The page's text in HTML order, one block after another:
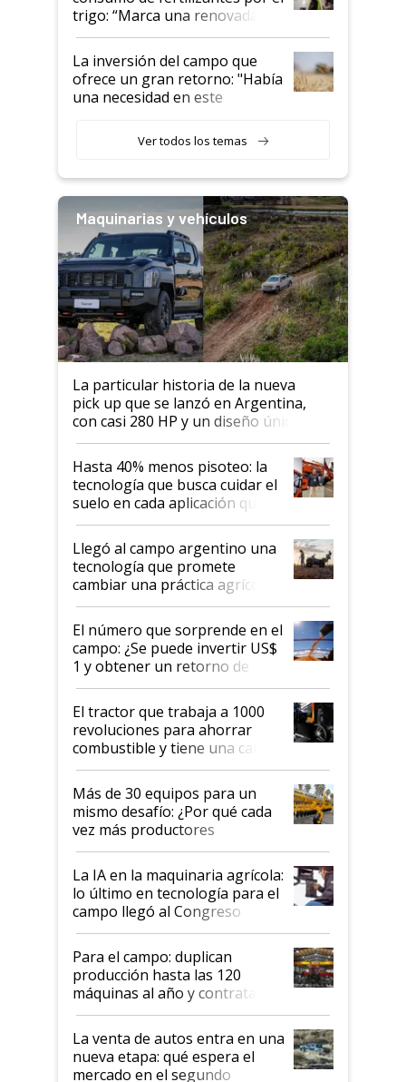
trigo: “Marca una renovada
confianza de los productores”
La inversión del campo que
ofrece un gran retorno: "Había
una necesidad en este
Ver todos los temas
Maquinarias y vehículos
La particular historia de la nueva
pick up que se lanzó en Argentina,
con casi 280 HP y un diseño único: a
cuánto se vende
Hasta 40% menos pisoteo: la
tecnología que busca cuidar el
suelo en cada aplicación que
llevó Jacto al Congreso
Aapresid 2026
Llegó al campo argentino una
tecnología que promete
cambiar una práctica agrícola
clave: ¿Y si analizar el suelo
fuera tan simple como apretar
un botón?
El número que sorprende en el
campo: ¿Se puede invertir US$
1 y obtener un retorno de
hasta US$ 10 en agricultura?
El tractor que trabaja a 1000
revoluciones para ahorrar
combustible y tiene una cabina
que parece una computadora:
lo último en el mundo,
disponible en Argentina
Más de 30 equipos para un
mismo desafío: ¿Por qué cada
vez más productores
incorporan fertilizante bajo
tierra?
La IA en la maquinaria agrícola:
lo último en tecnología para el
campo llegó al Congreso
Aapresid 2026
Para el campo: duplican
producción hasta las 120
máquinas al año y contratan
especialistas de la industria
automotriz para lograrlo
La venta de autos entra en una
nueva etapa: qué espera el
mercado en el segundo